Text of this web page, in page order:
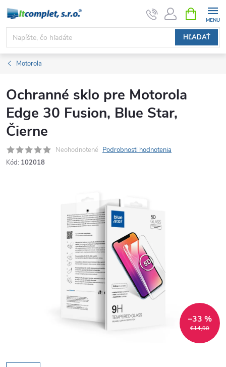
Prejsť
obsah
HĽADAŤ
KOŠÍK
Motorola
Ochranné sklo pre Motorola
Edge 30 Fusion, Blue Star,
Čierne
Neohodnotené Podrobnosti hodnotenia
Kód: 102018
€14,90
–33 %